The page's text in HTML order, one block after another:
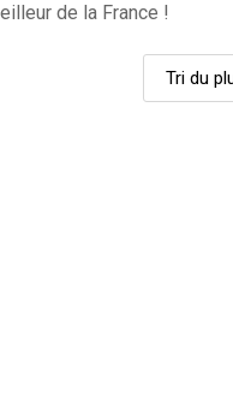
de la France !